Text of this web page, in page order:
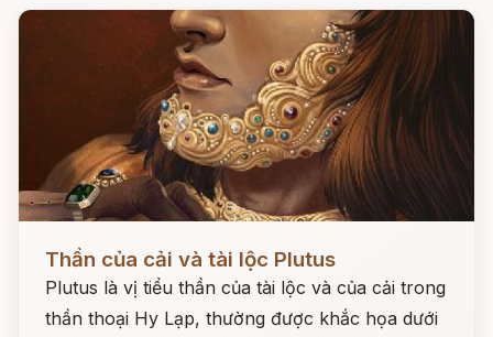
Đọc ngay
Thần của cải và tài lộc Plutus
Plutus là vị tiểu thần của tài lộc và của cải trong
thần thoại Hy Lạp, thường được khắc họa dưới